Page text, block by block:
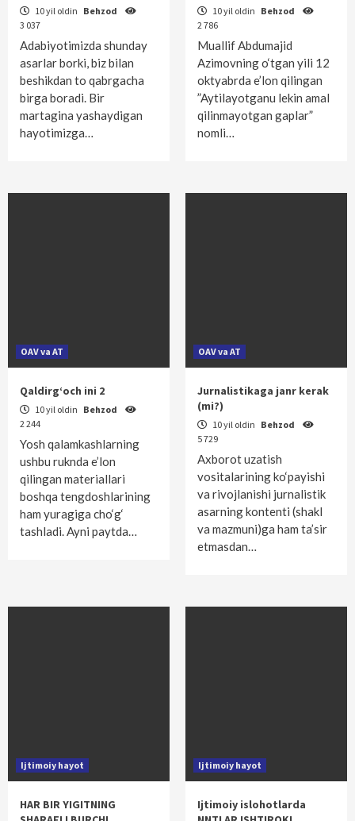
10 yil oldin Behzod
3 037
Adabiyotimizda shunday
asarlar borki, biz bilan
beshikdan to qabrgacha
birga boradi. Bir
martagina yashaydigan
hayotimizga…
10 yil oldin Behzod
2 786
Muallif Abdumajid
Azimovning o‘tgan yili 12
oktyabrda e’lon qilingan
”Aytilayotganu lekin amal
qilinmayotgan gaplar”
nomli…
OAV va AT
Qaldirg‘och ini 2
10 yil oldin Behzod
2 244
Yosh qalamkashlarning
ushbu ruknda e’lon
qilingan materiallari
boshqa tengdoshlarining
ham yuragiga cho‘g‘
tashladi. Ayni paytda…
OAV va AT
Jurnalistikaga janr kerak
(mi?)
10 yil oldin Behzod
5 729
Axborot uzatish
vositalarining ko‘payishi
va rivojlanishi jurnalistik
asarning kontenti (shakl
va mazmuni)ga ham ta’sir
etmasdan…
Ijtimoiy hayot
HAR BIR YIGITNING
Ijtimoiy hayot
Ijtimoiy islohotlarda